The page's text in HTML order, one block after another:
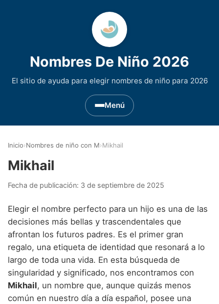
Nombres De Niño 2026
El sitio de ayuda para elegir nombres de niño para 2026
Menú
Nombres de niño que empiezan por D
Nombres de niño que empiezan por E
Nombres de niño que empiezan por F
Nombres de niño que empiezan por G
Nombres de niño que empiezan por H
Nombres de Niño Asturianos
Nombres de Niño Baleares
Nombres de Niño Canarios
Nombres de Niño Cantabros
Nombres de Niño Castellanos
Nombres de Niño Celtas
Nombres de Niño Egipcios
Nombres de Niño Griegos
Nombres de Niño Mitologicos
Nombres de Niño Romanos
Nombres de Niño Alemanes
Nombres de Niño Americanos
Nombres de Niño Arabes
Nombres de Niño Chinos
Nombres de Niño Franceses
Buscar
Inicio›Nombres de niño con M›Mikhail
Mikhail
Fecha de publicación: 3 de septiembre de 2025
Elegir el nombre perfecto para un hijo es una de las
decisiones más bellas y trascendentales que
afrontan los futuros padres. Es el primer gran
regalo, una etiqueta de identidad que resonará a lo
largo de toda una vida. En esta búsqueda de
singularidad y significado, nos encontramos con
Mikhail, un nombre que, aunque quizás menos
común en nuestro día a día español, posee una